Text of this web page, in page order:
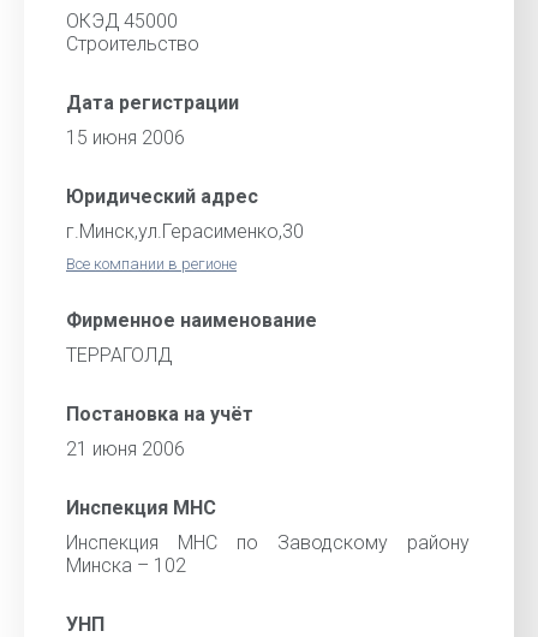
ОКЭД 45000
Строительство
Дата регистрации
15 июня 2006
Юридический адрес
г.Минск,ул.Герасименко,30
Все компании в регионе
Фирменное наименование
ТЕРРАГОЛД
Постановка на учёт
21 июня 2006
Инспекция МНС
Инспекция МНС по Заводскому району
Минска – 102
УНП